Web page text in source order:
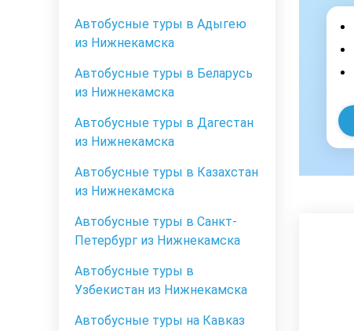
Автобусные туры в Адыгею
из Нижнекамска
Автобусные туры в Беларусь
из Нижнекамска
Автобусные туры в Дагестан
из Нижнекамска
Автобусные туры в Казахстан
из Нижнекамска
Автобусные туры в Санкт-
Петербург из Нижнекамска
Автобусные туры в
Узбекистан из Нижнекамска
Автобусные туры на Кавказ